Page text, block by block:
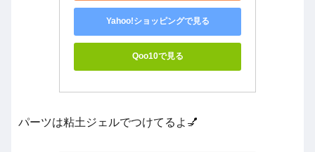
Yahoo!ショッピングで見る
Qoo10で見る
パーツは粘土ジェルでつけてるよ💅